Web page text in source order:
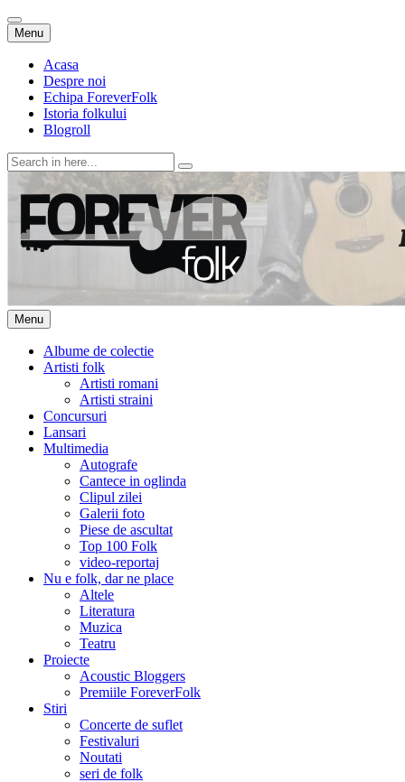
Menu Skip
to
content
Acasa
Despre noi
Echipa ForeverFolk
Istoria folkului
Blogroll
Search
for:
ForeverFolk
Muzica sufletului tau
Menu Skip
to
content
Albume de colectie
Artisti folk
Artisti romani
Artisti straini
Concursuri
Lansari
Multimedia
Autografe
Cantece in oglinda
Clipul zilei
Galerii foto
Piese de ascultat
Top 100 Folk
video-reportaj
Nu e folk, dar ne place
Altele
Literatura
Muzica
Teatru
Proiecte
Acoustic Bloggers
Premiile ForeverFolk
Stiri
Concerte de suflet
Festivaluri
Noutati
seri de folk